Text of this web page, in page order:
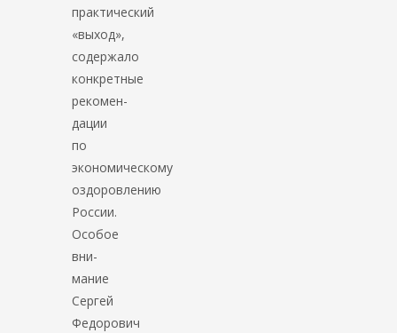
практический
«выход»,
содержало
конкретные
рекомен­
дации
по
экономическому
оздоровлению
России.
Особое
вни­
мание
Сергей
Федорович